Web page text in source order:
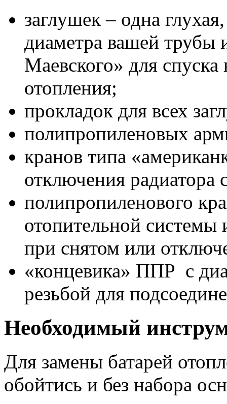
заглушек – одна
диаметра вашей трубы
Маевского» для спуска
отопления;
прокладок для всех
полипропиленовых
кранов типа
отключения
полипропиленового
отопительной системы
при снятом или
«концевика» ППР с
резьбой для
Необходимый
Для замены батарей
обойтись и без набора